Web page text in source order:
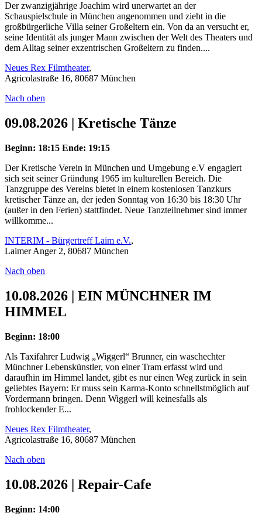
Der zwanzigjährige Joachim wird unerwartet an der
Schauspielschule in München angenommen und zieht in die
großbürgerliche Villa seiner Großeltern ein. Von da an versucht er,
seine Identität als junger Mann zwischen der Welt des Theaters und
dem Alltag seiner exzentrischen Großeltern zu finden....
Neues Rex Filmtheater,
Agricolastraße 16, 80687 München
Nach oben
09.08.2026 | Kretische Tänze
Beginn: 18:15 Ende: 19:15
Der Kretische Verein in München und Umgebung e.V engagiert
sich seit seiner Gründung 1965 im kulturellen Bereich. Die
Tanzgruppe des Vereins bietet in einem kostenlosen Tanzkurs
kretischer Tänze an, der jeden Sonntag von 16:30 bis 18:30 Uhr
(außer in den Ferien) stattfindet. Neue Tanzteilnehmer sind immer
willkomme...
INTERIM - Bürgertreff Laim e.V.,
Laimer Anger 2, 80687 München
Nach oben
10.08.2026 | EIN MÜNCHNER IM
HIMMEL
Beginn: 18:00
Als Taxifahrer Ludwig „Wiggerl“ Brunner, ein waschechter
Münchner Lebenskünstler, von einer Tram erfasst wird und
daraufhin im Himmel landet, gibt es nur einen Weg zurück in sein
geliebtes Bayern: Er muss sein Karma-Konto schnellstmöglich auf
Vordermann bringen. Denn Wiggerl will keinesfalls als
frohlockender E...
Neues Rex Filmtheater,
Agricolastraße 16, 80687 München
Nach oben
10.08.2026 | Repair-Cafe
Beginn: 14:00